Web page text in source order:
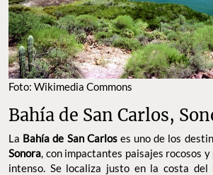
Foto: Wikimedia Commons
Bahía de San Carlos,
La Bahía de San Carloses uno de los
Sonora, con impactantes paisajes rocosos y
intenso. Se localiza justo en la costa del